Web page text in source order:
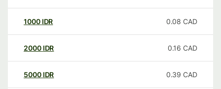
1000 IDR 0.08 CAD
2000 IDR 0.16 CAD
5000 IDR 0.39 CAD